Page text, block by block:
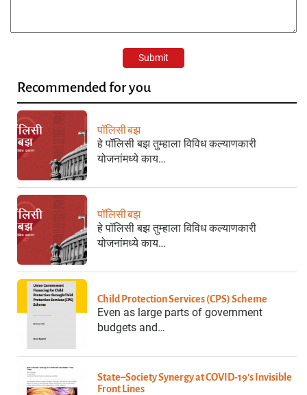
Recommended for you
पॉलिसी बझ
हे पॉलिसी बझ तुम्हाला विविध कल्याणकारी
योजनांमध्ये काय…
पॉलिसी बझ
हे पॉलिसी बझ तुम्हाला विविध कल्याणकारी
योजनांमध्ये काय…
Child Protection Services (CPS) Scheme
Even as large parts of government
budgets and…
State–Society Synergy at COVID-19’s Invisible
Front Lines